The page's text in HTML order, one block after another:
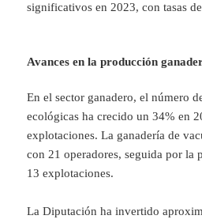
significativos en 2023, con tasas
Avances en la producción
En el sector ganadero, el número
ecológicas ha crecido un 34% en
explotaciones. La ganadería de
con 21 operadores, seguida por la
13 explotaciones.
La Diputación ha invertido